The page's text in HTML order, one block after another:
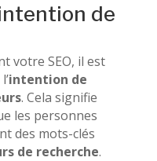
de
votre SEO, il est
intention de
. Cela signifie
les personnes
des mots-clés
de recherche.